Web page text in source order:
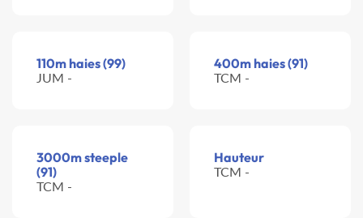
110m haies (99)
JUM -
400m haies (91)
TCM -
3000m steeple
(91)
TCM -
Hauteur
TCM -